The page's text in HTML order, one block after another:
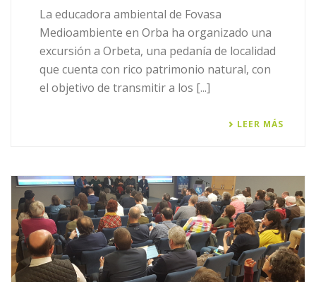
La educadora ambiental de Fovasa
Medioambiente en Orba ha organizado una
excursión a Orbeta, una pedanía de localidad
que cuenta con rico patrimonio natural, con
el objetivo de transmitir a los [...]
LEER MÁS